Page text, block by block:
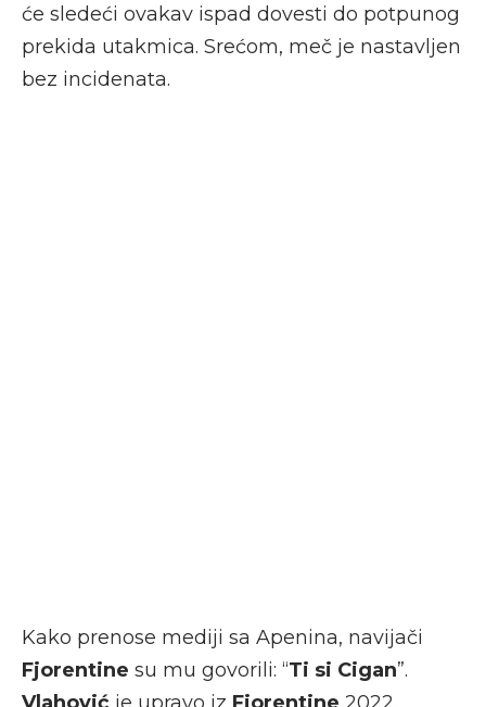
će sledeći ovakav ispad dovesti do potpunog
prekida utakmica. Srećom, meč je nastavljen
bez incidenata.
Kako prenose mediji sa Apenina, navijači
Fjorentine su mu govorili: “Ti si Cigan”.